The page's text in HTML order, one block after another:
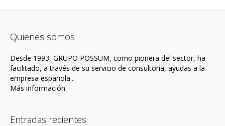
Quienes somos
Desde 1993, GRUPO POSSUM, como pionera del sector, ha
facilitado, a través de su servicio de consultoría, ayudas a la
empresa española...
Más información
Entradas recientes